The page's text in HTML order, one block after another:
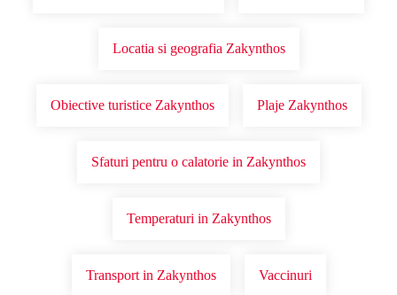
Locatia si geografia Zakynthos
Obiective turistice Zakynthos Plaje Zakynthos
Sfaturi pentru o calatorie in Zakynthos
Temperaturi in Zakynthos
Transport in Zakynthos Vaccinuri